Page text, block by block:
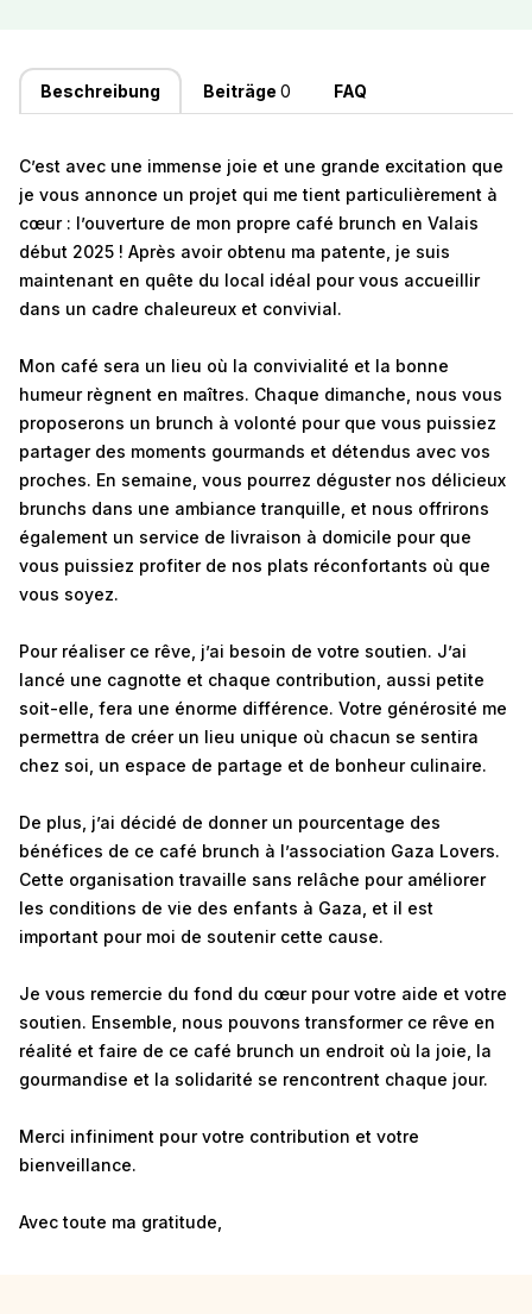
Beschreibung Beiträge 0 FAQ
C’est avec une immense joie et une grande excitation que
je vous annonce un projet qui me tient particulièrement à
cœur : l’ouverture de mon propre café brunch en Valais
début 2025 ! Après avoir obtenu ma patente, je suis
maintenant en quête du local idéal pour vous accueillir
dans un cadre chaleureux et convivial.
Mon café sera un lieu où la convivialité et la bonne
humeur règnent en maîtres. Chaque dimanche, nous vous
proposerons un brunch à volonté pour que vous puissiez
partager des moments gourmands et détendus avec vos
proches. En semaine, vous pourrez déguster nos délicieux
brunchs dans une ambiance tranquille, et nous offrirons
également un service de livraison à domicile pour que
vous puissiez profiter de nos plats réconfortants où que
vous soyez.
Pour réaliser ce rêve, j’ai besoin de votre soutien. J’ai
lancé une cagnotte et chaque contribution, aussi petite
soit-elle, fera une énorme différence. Votre générosité me
permettra de créer un lieu unique où chacun se sentira
chez soi, un espace de partage et de bonheur culinaire.
De plus, j’ai décidé de donner un pourcentage des
bénéfices de ce café brunch à l’association Gaza Lovers.
Cette organisation travaille sans relâche pour améliorer
les conditions de vie des enfants à Gaza, et il est
important pour moi de soutenir cette cause.
Je vous remercie du fond du cœur pour votre aide et votre
soutien. Ensemble, nous pouvons transformer ce rêve en
réalité et faire de ce café brunch un endroit où la joie, la
gourmandise et la solidarité se rencontrent chaque jour.
Merci infiniment pour votre contribution et votre
bienveillance.
Avec toute ma gratitude,